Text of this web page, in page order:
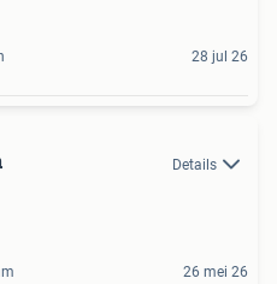
28 jul 26
Details
26 mei 26